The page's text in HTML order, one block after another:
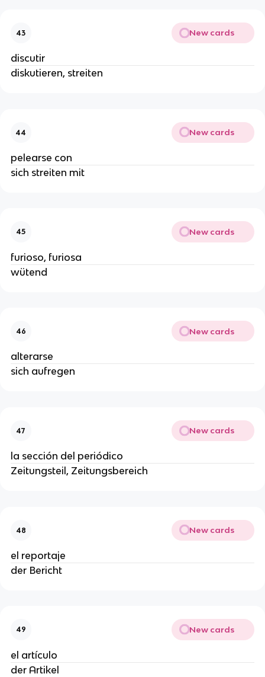
43 New cards
discutir
diskutieren, streiten
44 New cards
pelearse con
sich streiten mit
45 New cards
furioso, furiosa
wütend
46 New cards
alterarse
sich aufregen
47 New cards
la sección del periódico
Zeitungsteil, Zeitungsbereich
48 New cards
el reportaje
der Bericht
49 New cards
el artículo
der Artikel